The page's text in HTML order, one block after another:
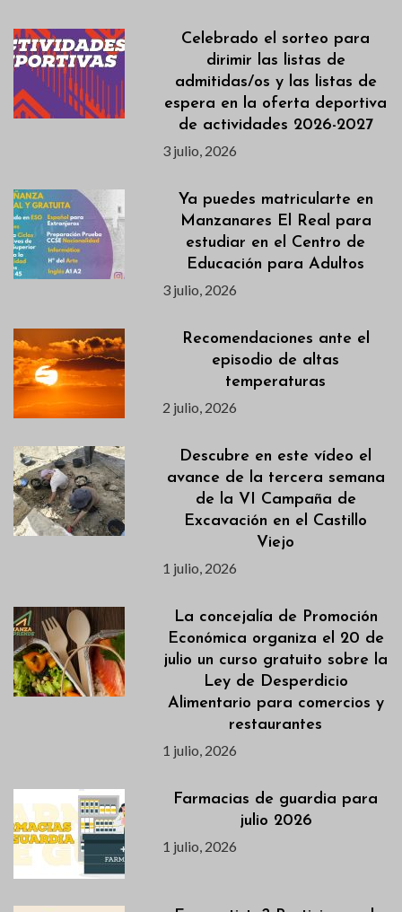
Celebrado el sorteo para
dirimir las listas de
admitidas/os y las listas de
espera en la oferta deportiva
de actividades 2026-2027
3 julio, 2026
Ya puedes matricularte en
Manzanares El Real para
estudiar en el Centro de
Educación para Adultos
3 julio, 2026
Recomendaciones ante el
episodio de altas
temperaturas
2 julio, 2026
Descubre en este vídeo el
avance de la tercera semana
de la VI Campaña de
Excavación en el Castillo
Viejo
1 julio, 2026
La concejalía de Promoción
Económica organiza el 20 de
julio un curso gratuito sobre la
Ley de Desperdicio
Alimentario para comercios y
restaurantes
1 julio, 2026
Farmacias de guardia para
julio 2026
1 julio, 2026